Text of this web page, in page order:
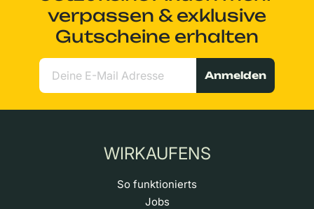
verpassen & exklusive
Gutscheine erhalten
Anmelden
WIRKAUFENS
So funktionierts
Jobs